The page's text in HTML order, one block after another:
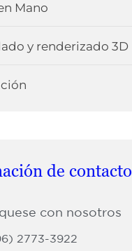
Mano
y renderizado 3D
de contacto
con nosotros
2773-3922